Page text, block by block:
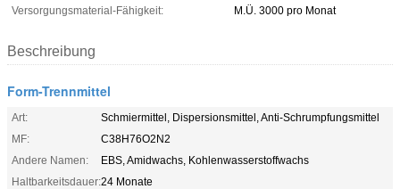
Versorgungsmaterial-Fähigkeit:
M.Ü. 3000 pro Monat
Beschreibung
Form-Trennmittel
Art:
Schmiermittel, Dispersionsmittel, Anti-Schrumpfungsmittel
MF:
C38H76O2N2
Andere Namen:
EBS, Amidwachs, Kohlenwasserstoffwachs
Haltbarkeitsdauer:24 Monate